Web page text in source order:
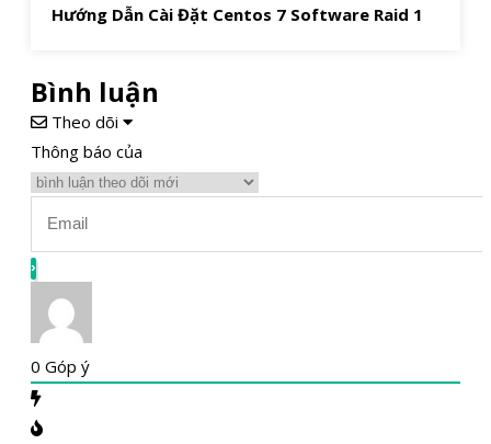
Hướng Dẫn Cài Đặt Centos 7 Software Raid 1
Bình luận
Theo dõi
Thông báo của
0 Góp ý